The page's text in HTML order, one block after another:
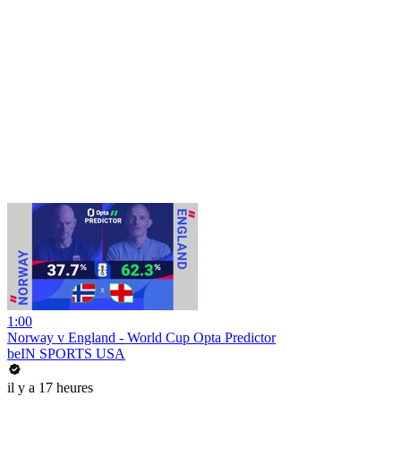
1:00
Norway v England - World Cup Opta Predictor
beIN SPORTS USA
il y a 17 heures